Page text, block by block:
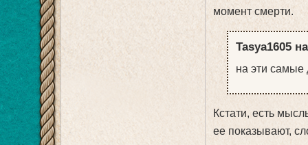
момент смерти.
Tasya1605
на эти самые
Кстати, есть
ее показывают,